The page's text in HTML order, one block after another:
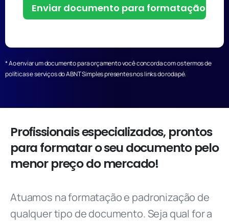
Enviar documento para formatação
* Ao enviar um documento para orçamento você concorda com os termos de
políticas e serviços do ABNT Simples presentes nos links do rodapé.
Profissionaisespecializados, prontos
paraformataroseudocumento pelo
menor preçodo mercado!
Atuamos na formatação e padronização de
qualquer tipo de documento. Seja qual for a